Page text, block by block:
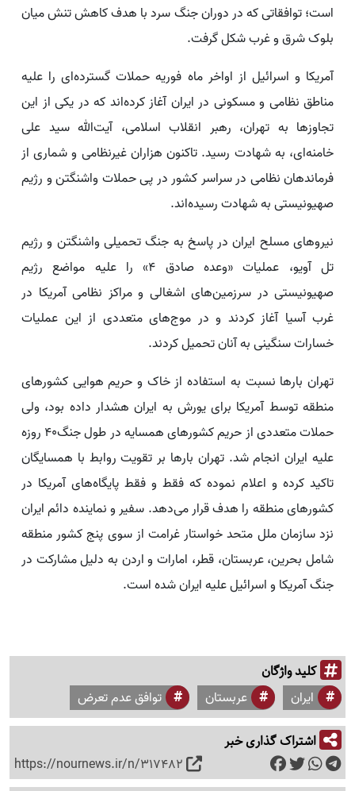
است؛ توافقاتی که در دوران جنگ سرد با هدف کاهش تنش میان
بلوک شرق و غرب شکل گرفت.
آمریکا و اسرائیل از اواخر ماه فوریه حملات گسترده‌ای را علیه
مناطق نظامی و مسکونی در ایران آغاز کرده‌اند که در یکی از این
تجاوزها به تهران، رهبر انقلاب اسلامی، آیت‌الله سید علی
خامنه‌ای، به شهادت رسید. تاکنون هزاران غیرنظامی و شماری از
فرماندهان نظامی در سراسر کشور در پی حملات واشنگتن و رژیم
صهیونیستی به شهادت رسیده‌اند.
نیروهای مسلح ایران در پاسخ به جنگ تحمیلی واشنگتن و رژیم
تل آویو، عملیات «وعده صادق ٤» را علیه مواضع رژیم
صهیونیستی در سرزمین‌های اشغالی و مراکز نظامی آمریکا در
غرب آسیا آغاز کردند و در موج‌های متعددی از این عملیات
خسارات سنگینی به آنان تحمیل کردند.
تهران بارها نسبت به استفاده از خاک و حریم هوایی کشورهای
منطقه توسط آمریکا برای یورش به ایران هشدار داده بود، ولی
حملات متعددی از حریم کشورهای همسایه در طول جنگ۴۰ روزه
علیه ایران انجام شد. تهران بارها بر تقویت روابط با همسایگان
تاکید کرده و اعلام نموده که فقط و فقط پایگاه‌های آمریکا در
کشورهای منطقه را هدف قرار می‌دهد. سفیر و نماینده دائم ایران
نزد سازمان ملل متحد خواستار غرامت از سوی پنج کشور منطقه
شامل بحرین، عربستان، قطر، امارات و اردن به دلیل مشارکت در
جنگ آمریکا و اسرائیل علیه ایران شده است.
کلید واژگان
ایران عربستان توافق عدم تعرض
اشتراک گذاری خبر
https://nournews.ir/n/317482